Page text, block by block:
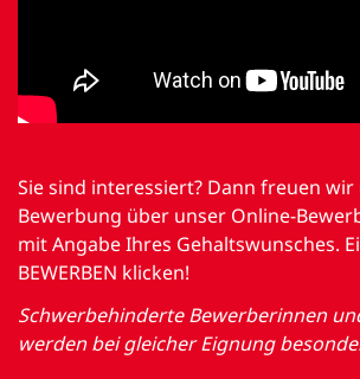
Sie sind interessiert? Dann freuen
Bewerbung über unser Online-
mit Angabe Ihres Gehaltswunsches.
BEWERBEN klicken!
Schwerbehinderte Bewerberinnen
werden bei gleicher Eignung